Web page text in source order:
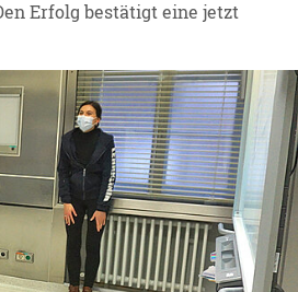
Erfolg bestätigt eine jetzt